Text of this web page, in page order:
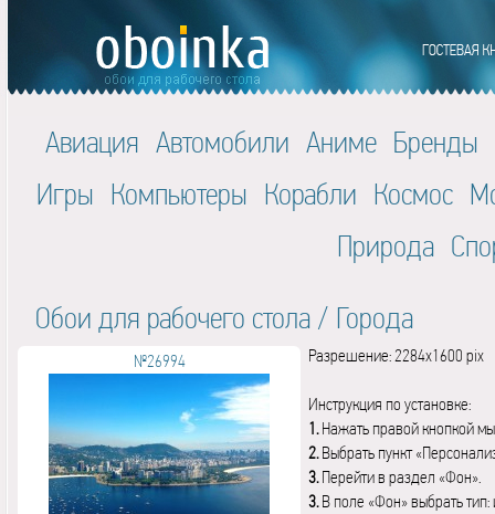
Авиация Автомобили Аниме Бренды
Игры Компьютеры Корабли Космос
Природа
Обои для рабочего стола / Города
№26994 Разрешение: 2284x1600 pix
Инструкция по установке:
1.Нажать правой кнопкой
2.Выбрать пункт
3.Перейти в раздел «Фон».
3.В поле «Фон» выбрать